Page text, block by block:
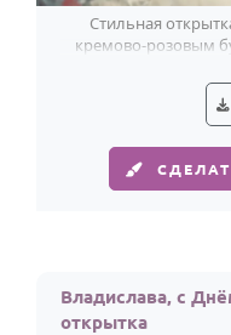
Стильная
кремово-розовым
Владислава, с
открытка